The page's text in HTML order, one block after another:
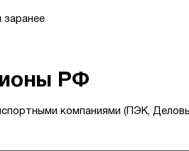
заранее
РФ
компаниями (ПЭК,